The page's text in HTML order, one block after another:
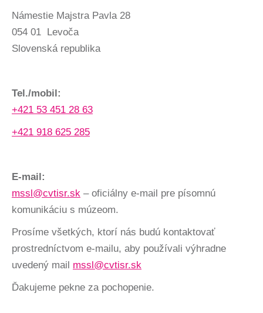
Námestie Majstra Pavla 28
054 01 Levoča
Slovenská republika
Tel./mobil:
+421 53 451 28 63
+421 918 625 285
E-mail:
mssl@cvtisr.sk – oficiálny e-mail pre písomnú
komunikáciu s múzeom.
Prosíme všetkých, ktorí nás budú kontaktovať
prostredníctvom e-mailu, aby používali výhradne
uvedený mail mssl@cvtisr.sk
Ďakujeme pekne za pochopenie.